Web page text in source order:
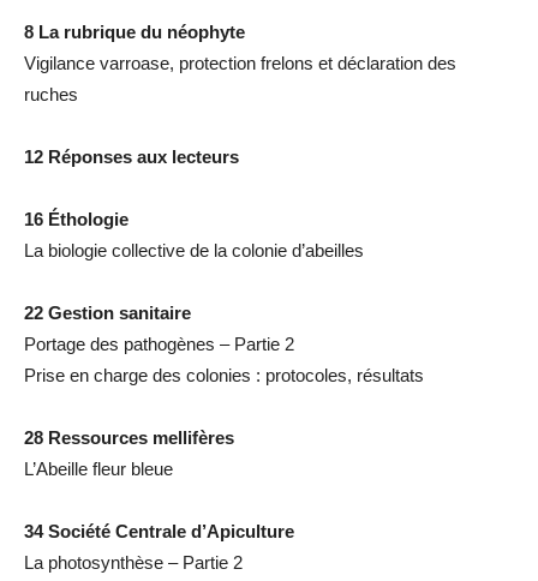
8 La rubrique du néophyte
Vigilance varroase, protection frelons et déclaration des
ruches
12 Réponses aux lecteurs
16 Éthologie
La biologie collective de la colonie d’abeilles
22 Gestion sanitaire
Portage des pathogènes – Partie 2
Prise en charge des colonies : protocoles, résultats
28 Ressources mellifères
L’Abeille fleur bleue
34 Société Centrale d’Apiculture
La photosynthèse – Partie 2